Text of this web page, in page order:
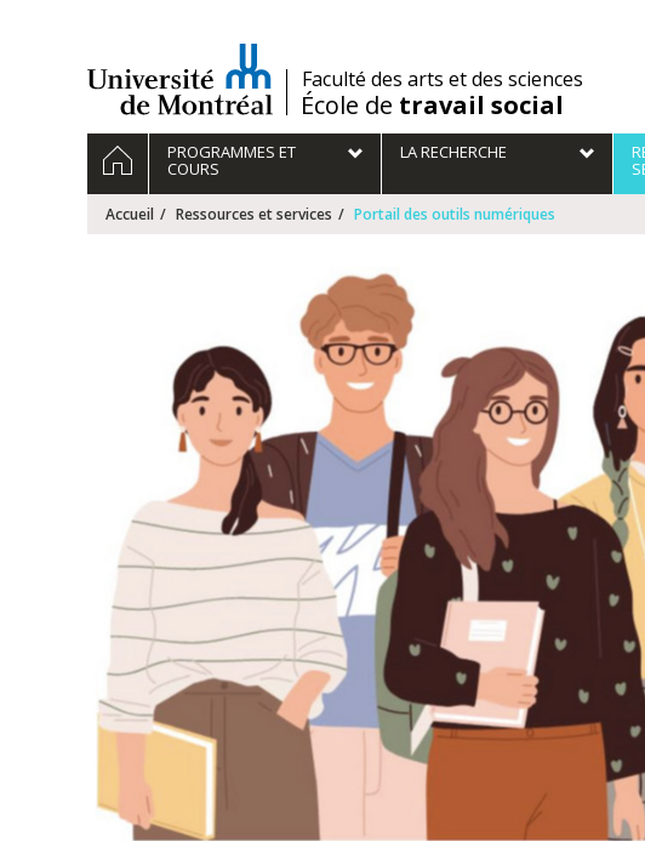
/Faculté des arts et des sciences
École de travail social
Navigation
principale
ACCUEILPROGRAMMES ET
COURS
LA RECHERCHE
Accueil Ressources et services Portail des outils numériques